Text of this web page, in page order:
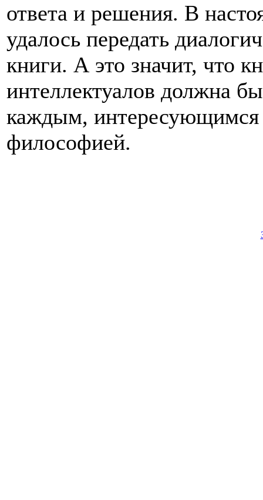
ответа и решения. В
удалось передать
книги. А это значит, что
интеллектуалов должна
каждым, интересующимся
философией.